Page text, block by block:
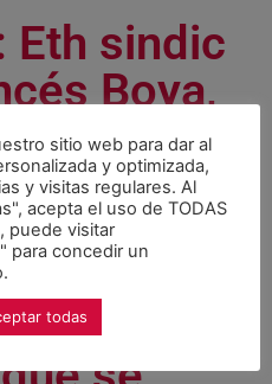
Eth sindic
Boya,
dera
de
Societat
enes
sitio web para dar al
y optimizada,
y visitas regulares. Al
acepta el uso de TODAS
puede visitar
para concedir un
todas